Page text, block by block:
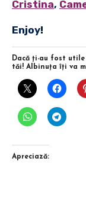
Cristina,
Enjoy!
Dacă ţi-au fost
tăi! Albinuţa îţi va
Apreciază: